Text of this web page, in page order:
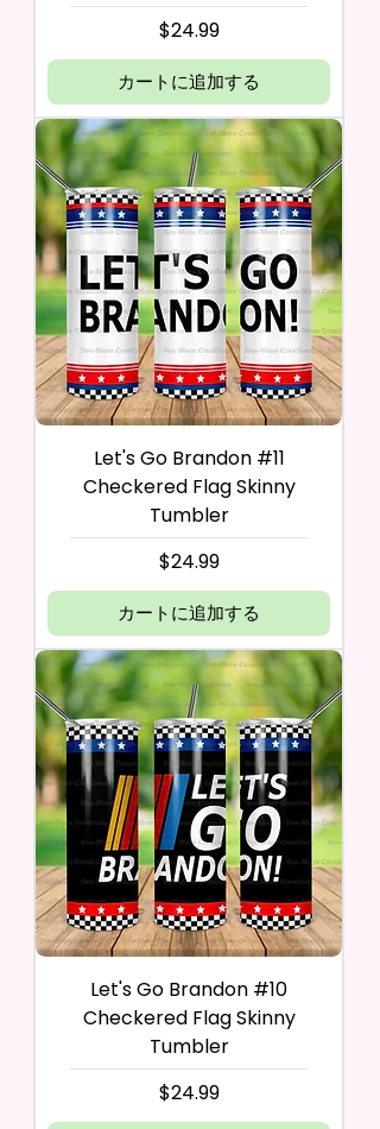
価格
$24.99
カートに追加する
Let's Go Brandon #11
Checkered Flag Skinny
Tumbler
価格
$24.99
カートに追加する
Let's Go Brandon #10
Checkered Flag Skinny
Tumbler
価格
$24.99